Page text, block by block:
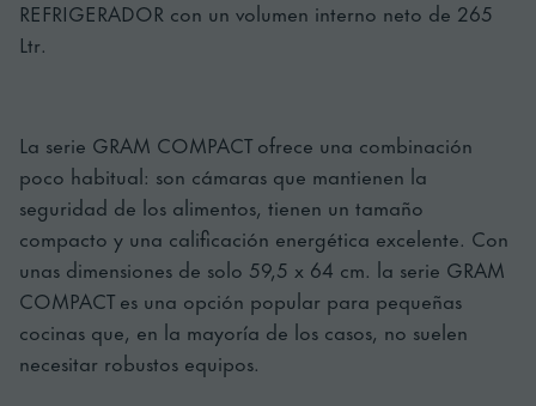
REFRIGERADOR con un volumen interno neto de 265
Ltr.
La serie GRAM COMPACT ofrece una combinación
poco habitual: son cámaras que mantienen la
seguridad de los alimentos, tienen un tamaño
compacto y una calificación energética excelente. Con
unas dimensiones de solo 59,5 x 64 cm. la serie GRAM
COMPACT es una opción popular para pequeñas
cocinas que, en la mayoría de los casos, no suelen
necesitar robustos equipos.